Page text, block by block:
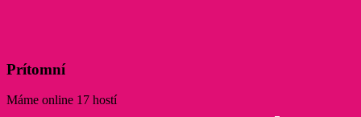
Prítomní
Máme online 17 hostí